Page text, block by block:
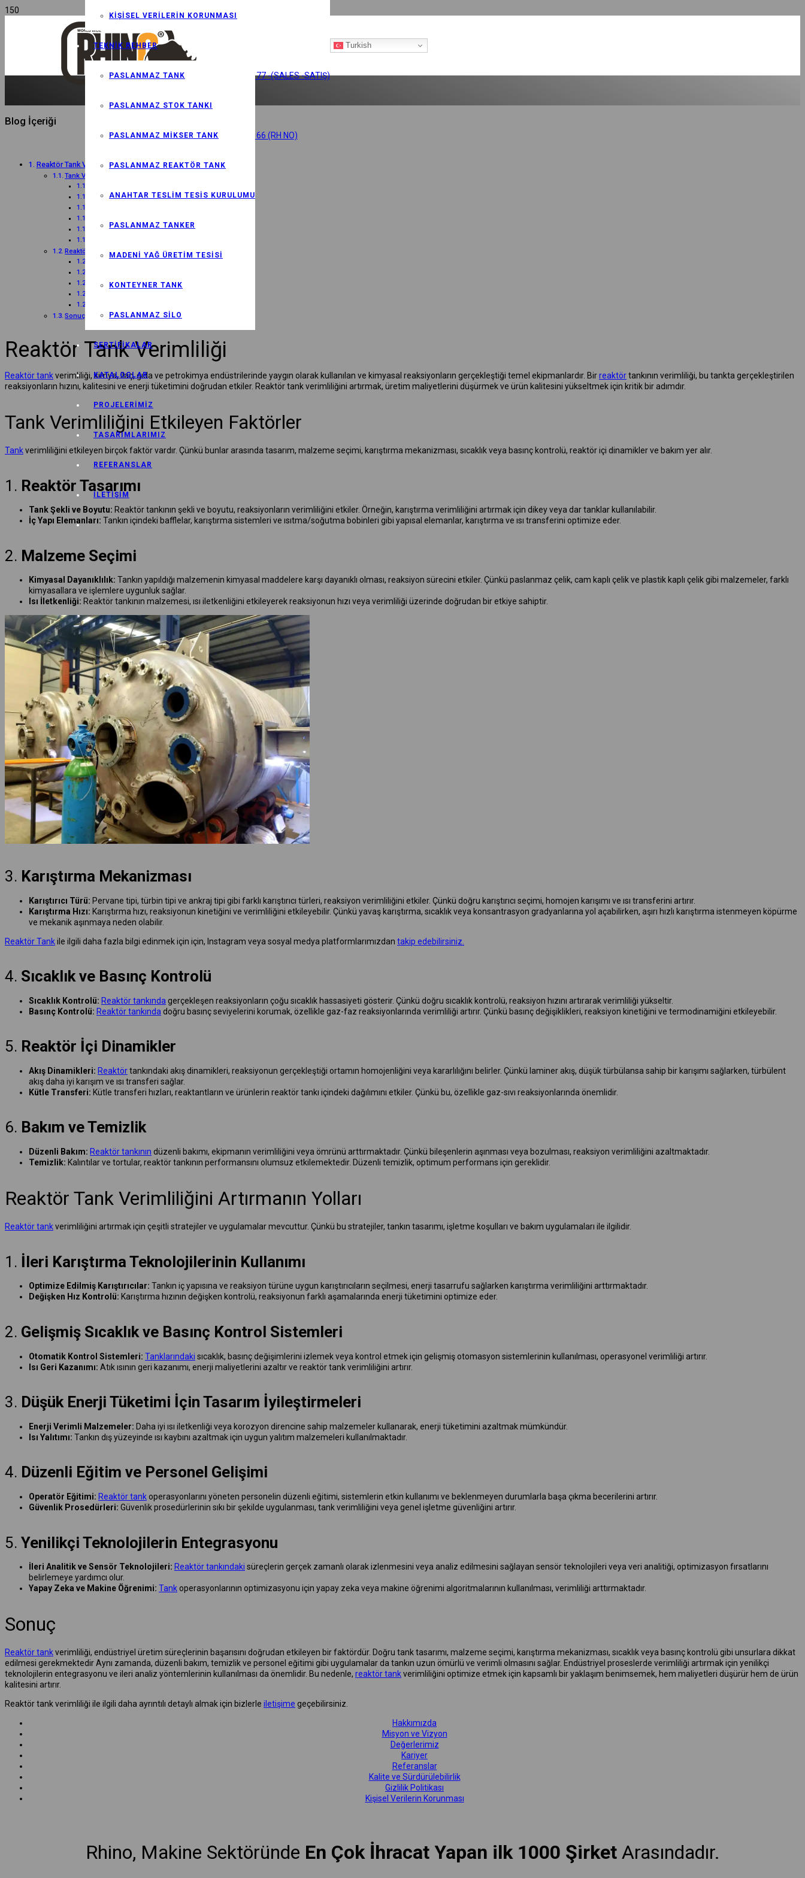
+90 535 833 85 77 -(SALES -SATIŞ)
+90 850 532 74 66 (RH NO)
Turkish
KIŞISEL VERILERIN KORUNMASI
TEKNIK REHBER
PASLANMAZ TANK
PASLANMAZ STOK TANKI
PASLANMAZ MIKSER TANK
PASLANMAZ REAKTÖR TANK
ANAHTAR TESLIM TESIS KURULUMU
PASLANMAZ TANKER
MADENI YAĞ ÜRETIM TESISI
KONTEYNER TANK
PASLANMAZ SILO
SERTIFIKALAR
KATALOGLAR
PROJELERIMIZ
TASARIMLARIMIZ
REFERANSLAR
İLETIŞIM
Blog İçeriği
Reaktör Tank Verimliliği
Tank Verimliliğini Etkileyen Faktörler
2. Malzeme Seçimi
5. Reaktör İçi Dinamikler
Reaktör Tank Verimliliğini Artırmanın Yolları
3. Düşük Enerji Tüketimi İçin Tasarım İyileştirmeleri
Sonuç
Reaktör Tank Verimliliği
Reaktör tankverimliliği, kimya, ilaç, gıda ve petrokimya endüstrilerinde yaygın olarak kullanılan ve kimyasal reaksiyonların gerçekleştiği temel ekipmanlardır. Birreaktörtankının verimliliği, bu tankta gerçekleştirilen
reaksiyonların hızını, kalitesini ve enerji tüketimini doğrudan etkiler. Reaktör tank verimliliğini artırmak, üretim maliyetlerini düşürmek ve ürün kalitesini yükseltmek için kritik bir adımdır.
Tank Verimliliğini Etkileyen Faktörler
Tankverimliliğini etkileyen birçok faktör vardır. Çünkü bunlar arasında tasarım, malzeme seçimi, karıştırma mekanizması, sıcaklık veya basınç kontrolü, reaktör içi dinamikler ve bakım yer alır.
1. Reaktör Tasarımı
Tank Şekli ve Boyutu: Reaktör tankının şekli ve boyutu, reaksiyonların verimliliğini etkiler. Örneğin, karıştırma verimliliğini artırmak için dikey veya dar tanklar kullanılabilir.
İç Yapı Elemanları: Tankın içindeki bafflelar, karıştırma sistemleri ve ısıtma/soğutma bobinleri gibi yapısal elemanlar, karıştırma ve ısı transferini optimize eder.
2. Malzeme Seçimi
Kimyasal Dayanıklılık: Tankın yapıldığı malzemenin kimyasal maddelere karşı dayanıklı olması, reaksiyon sürecini etkiler. Çünkü paslanmaz çelik, cam kaplı çelik ve plastik kaplı çelik gibi malzemeler, farklı
kimyasallara ve işlemlere uygunluk sağlar.
Isı İletkenliği: Reaktör tankının malzemesi, ısı iletkenliğini etkileyerek reaksiyonun hızı veya verimliliği üzerinde doğrudan bir etkiye sahiptir.
3. Karıştırma Mekanizması
Karıştırıcı Türü: Pervane tipi, türbin tipi ve ankraj tipi gibi farklı karıştırıcı türleri, reaksiyon verimliliğini etkiler. Çünkü doğru karıştırıcı seçimi, homojen karışımı ve ısı transferini artırır.
Karıştırma Hızı: Karıştırma hızı, reaksiyonun kinetiğini ve verimliliğini etkileyebilir. Çünkü yavaş karıştırma, sıcaklık veya konsantrasyon gradyanlarına yol açabilirken, aşırı hızlı karıştırma istenmeyen köpürme
ve mekanik aşınmaya neden olabilir.
Reaktör Tankile ilgili daha fazla bilgi edinmek için için, Instagram veya sosyal medya platformlarımızdan takip edebilirsiniz.
4. Sıcaklık ve Basınç Kontrolü
Sıcaklık Kontrolü: Reaktör tankında gerçekleşen reaksiyonların çoğu sıcaklık hassasiyeti gösterir. Çünkü doğru sıcaklık kontrolü, reaksiyon hızını artırarak verimliliği yükseltir.
Basınç Kontrolü: Reaktör tankında doğru basınç seviyelerini korumak, özellikle gaz-faz reaksiyonlarında verimliliği artırır. Çünkü basınç değişiklikleri, reaksiyon kinetiğini ve termodinamiğini etkileyebilir.
5. Reaktör İçi Dinamikler
Akış Dinamikleri: Reaktörtankındaki akış dinamikleri, reaksiyonun gerçekleştiği ortamın homojenliğini veya kararlılığını belirler. Çünkü laminer akış, düşük türbülansa sahip bir karışımı sağlarken, türbülent
akış daha iyi karışım ve ısı transferi sağlar.
Kütle Transferi: Kütle transferi hızları, reaktantların ve ürünlerin reaktör tankı içindeki dağılımını etkiler. Çünkü bu, özellikle gaz-sıvı reaksiyonlarında önemlidir.
6. Bakım ve Temizlik
Düzenli Bakım: Reaktör tankının düzenli bakımı, ekipmanın verimliliğini veya ömrünü arttırmaktadır. Çünkü bileşenlerin aşınması veya bozulması, reaksiyon verimliliğini azaltmaktadır.
Temizlik: Kalıntılar ve tortular, reaktör tankının performansını olumsuz etkilemektedir. Düzenli temizlik, optimum performans için gereklidir.
Reaktör Tank Verimliliğini Artırmanın Yolları
Reaktör tankverimliliğini artırmak için çeşitli stratejiler ve uygulamalar mevcuttur. Çünkü bu stratejiler, tankın tasarımı, işletme koşulları ve bakım uygulamaları ile ilgilidir.
1. İleri Karıştırma Teknolojilerinin Kullanımı
Optimize Edilmiş Karıştırıcılar: Tankın iç yapısına ve reaksiyon türüne uygun karıştırıcıların seçilmesi, enerji tasarrufu sağlarken karıştırma verimliliğini arttırmaktadır.
Değişken Hız Kontrolü: Karıştırma hızının değişken kontrolü, reaksiyonun farklı aşamalarında enerji tüketimini optimize eder.
2. Gelişmiş Sıcaklık ve Basınç Kontrol Sistemleri
Otomatik Kontrol Sistemleri: Tanklarındaki sıcaklık, basınç değişimlerini izlemek veya kontrol etmek için gelişmiş otomasyon sistemlerinin kullanılması, operasyonel verimliliği artırır.
Isı Geri Kazanımı: Atık ısının geri kazanımı, enerji maliyetlerini azaltır ve reaktör tank verimliliğini artırır.
3. Düşük Enerji Tüketimi İçin Tasarım İyileştirmeleri
Enerji Verimli Malzemeler: Daha iyi ısı iletkenliği veya korozyon direncine sahip malzemeler kullanarak, enerji tüketimini azaltmak mümkündür.
Isı Yalıtımı: Tankın dış yüzeyinde ısı kaybını azaltmak için uygun yalıtım malzemeleri kullanılmaktadır.
4. Düzenli Eğitim ve Personel Gelişimi
Operatör Eğitimi: Reaktör tankoperasyonlarını yöneten personelin düzenli eğitimi, sistemlerin etkin kullanımı ve beklenmeyen durumlarla başa çıkma becerilerini artırır.
Güvenlik Prosedürleri: Güvenlik prosedürlerinin sıkı bir şekilde uygulanması, tank verimliliğini veya genel işletme güvenliğini artırır.
5. Yenilikçi Teknolojilerin Entegrasyonu
İleri Analitik ve Sensör Teknolojileri: Reaktör tankındaki süreçlerin gerçek zamanlı olarak izlenmesini veya analiz edilmesini sağlayan sensör teknolojileri veya veri analitiği, optimizasyon fırsatlarını
belirlemeye yardımcı olur.
Yapay Zeka ve Makine Öğrenimi: Tankoperasyonlarının optimizasyonu için yapay zeka veya makine öğrenimi algoritmalarının kullanılması, verimliliği arttırmaktadır.
Sonuç
Reaktör tankverimliliği, endüstriyel üretim süreçlerinin başarısını doğrudan etkileyen bir faktördür. Doğru tank tasarımı, malzeme seçimi, karıştırma mekanizması, sıcaklık veya basınç kontrolü gibi unsurlara dikkat
edilmesi gerekmektedir Aynı zamanda, düzenli bakım, temizlik ve personel eğitimi gibi uygulamalar da tankın uzun ömürlü ve verimli olmasını sağlar. Endüstriyel proseslerde verimliliği artırmak için yenilikçi
teknolojilerin entegrasyonu ve ileri analiz yöntemlerinin kullanılması da önemlidir. Bu nedenle, reaktör tankverimliliğini optimize etmek için kapsamlı bir yaklaşım benimsemek, hem maliyetleri düşürür hem de ürün
kalitesini artırır.
Reaktör tank verimliliği ile ilgili daha ayrıntılı detaylı almak için bizlerle iletişime geçebilirsiniz.
Hakkımızda
Misyon ve Vizyon
Değerlerimiz
Kariyer
Referanslar
Kalite ve Sürdürülebilirlik
Gizlilik Politikası
Kişisel Verilerin Korunması
Rhino, Makine Sektöründe En Çok İhracat Yapan ilk 1000 ŞirketArasındadır.